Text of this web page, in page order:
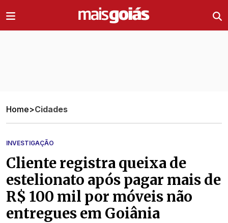
Home>Cidades
INVESTIGAÇÃO
Cliente registra queixa de
estelionato após pagar mais de
R$ 100 mil por móveis não
entregues em Goiânia